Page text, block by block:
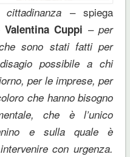
cittadinanza – spiega
Cuppi –per
sono stati fatti per
possibile a chi
per le imprese, per
che hanno bisogno
che è l’unico
e sulla quale è
con urgenza.